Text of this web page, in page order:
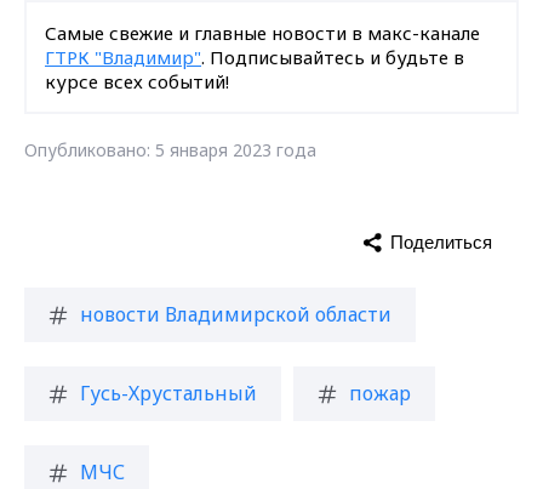
Самые свежие и главные новости в макс-канале
ГТРК "Владимир". Подписывайтесь и будьте в
курсе всех событий!
Опубликовано: 5 января 2023 года
новости Владимирской области
Гусь-Хрустальный пожар
МЧС
Поделиться